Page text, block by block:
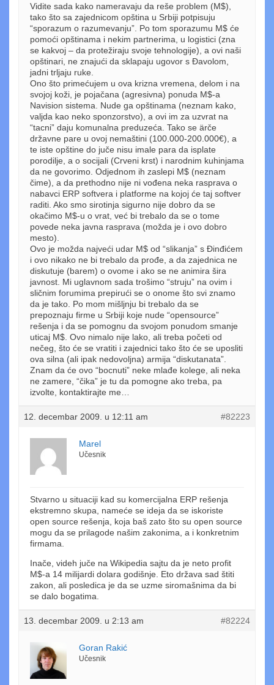
Vidite sada kako nameravaju da reše problem (M$),
tako što sa zajednicom opština u Srbiji potpisuju
“sporazum o razumevanju”. Po tom sporazumu M$ će
pomoći opštinama i nekim partnerima, u logistici (zna
se kakvoj – da protežiraju svoje tehnologije), a ovi naši
opštinari, ne znajući da sklapaju ugovor s Đavolom,
jadni trljaju ruke.
Ono što primećujem u ova krizna vremena, delom i na
svojoj koži, je pojačana (agresivna) ponuda M$-a
Navision sistema. Nude ga opštinama (neznam kako,
valjda kao neko sponzorstvo), a ovi im za uzvrat na
“tacni” daju komunalna preduzeća. Tako se ärče
državne pare u ovoj nemaštini (100.000-200.000€), a
te iste opštine do juče nisu imale para da isplate
porodilje, a o socijali (Crveni krst) i narodnim kuhinjama
da ne govorimo. Odjednom ih zaslepi M$ (neznam
čime), a da prethodno nije ni vođena neka rasprava o
nabavci ERP softvera i platforme na kojoj će taj softver
raditi. Ako smo sirotinja sigurno nije dobro da se
okačimo M$-u o vrat, već bi trebalo da se o tome
povede neka javna rasprava (možda je i ovo dobro
mesto).
Ovo je možda najveći udar M$ od “slikanja” s Đinđićem
i ovo nikako ne bi trebalo da prođe, a da zajednica ne
diskutuje (barem) o ovome i ako se ne animira šira
javnost. Mi uglavnom sada trošimo “struju” na ovim i
sličnim forumima prepirući se o onome što svi znamo
da je tako. Po mom mišljnju bi trebalo da se
prepoznaju firme u Srbiji koje nude “opensource”
rešenja i da se pomognu da svojom ponudom smanje
uticaj M$. Ovo nimalo nije lako, ali treba početi od
nečeg, što će se vratiti i zajednici tako što će se uposliti
ova silna (ali ipak nedovoljna) armija “diskutanata”.
Znam da će ovo “bocnuti” neke mlađe kolege, ali neka
ne zamere, “čika” je tu da pomogne ako treba, pa
izvolte, kontaktirajte me…
12. decembar 2009. u 12:11 am #82223
Marel
Učesnik
Stvarno u situaciji kad su komercijalna ERP rešenja
ekstremno skupa, nameće se ideja da se iskoriste
open source rešenja, koja baš zato što su open source
mogu da se prilagode našim zakonima, a i konkretnim
firmama.
Inače, videh juče na Wikipedia sajtu da je neto profit
M$-a 14 milijardi dolara godišnje. Eto država sad štiti
zakon, ali posledica je da se uzme siromašnima da bi
se dalo bogatima.
13. decembar 2009. u 2:13 am #82224
Goran Rakić
Učesnik